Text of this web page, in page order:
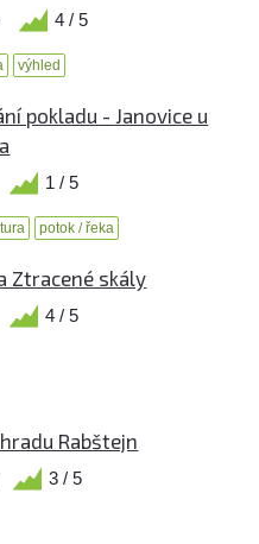
4 / 5
výhled
pokladu - Janovice u
1 / 5
potok / řeka
Ztracené skály
4 / 5
Rabštejn
3 / 5